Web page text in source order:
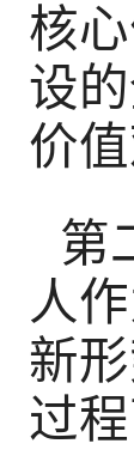
核
设
价
第
人
新
过